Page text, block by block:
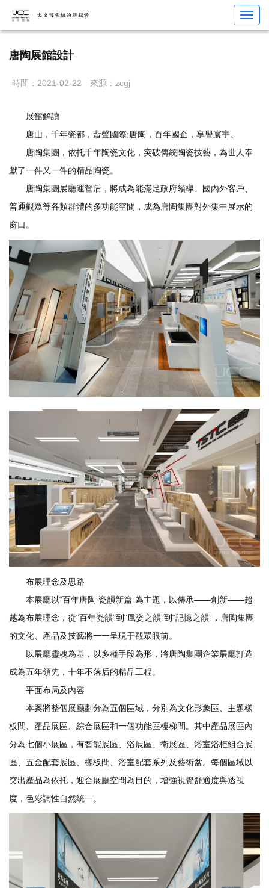
您當前位置： 首頁>展廳設計
唐陶展館設計
時間：2021-02-22 來源：zcgj
展館解讀
唐山，千年瓷都，蜚聲國際;唐陶，百年國企，享譽寰宇。
唐陶集團，依托千年陶瓷文化，突破傳統陶瓷技藝，為世人奉
獻了一件又一件的精品陶瓷。
唐陶集團展廳運營后，將成為能滿足政府領導、國內外客戶、
普通觀眾等各類群體的多功能空間，成為唐陶集團對外集中展示的
窗口。
布展理念及思路
本展廳以“百年唐陶 瓷韻新篇”為主題，以傳承——創新——超
越為布展理念，從“百年瓷韻”到“風姿之韻”到“記憶之韻”，唐陶集團
的文化、產品及技藝將一一呈現于觀眾眼前。
以展廳靈魂為基，以多種手段為形，將唐陶集團企業展廳打造
成為五年領先，十年不落后的精品工程。
平面布局及內容
本案將整個展廳劃分為五個區域，分別為文化形象區、主題樣
板間、產品展區、綜合展區和一個功能區樓梯間。其中產品展區內
分為七個小展區，有智能展區、浴展區、衛展區、浴室浴柜組合展
區、五金配套展區、樣板間、浴室配套系列及藝術盆。每個區域以
突出產品為依托，迎合展廳空間為目的，增強視覺舒適度與透視
度，色彩調性自然統一。